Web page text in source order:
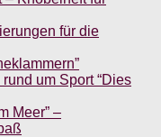
für die
um Sport “Dies
Meer” –